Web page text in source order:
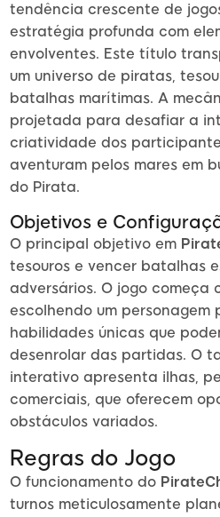
tendência crescente de
estratégia profunda com
envolventes. Este título
um universo de piratas,
batalhas marítimas. A
projetada para desafiar a
criatividade dos
aventuram pelos mares em
do Pirata.
Objetivos e
O principal objetivo em
tesouros e vencer batalhas
adversários. O jogo começa
escolhendo um personagem
habilidades únicas que
desenrolar das partidas. O
interativo apresenta ilhas,
comerciais, que oferecem
obstáculos variados.
Regras do Jogo
O funcionamento do
turnos meticulosamente